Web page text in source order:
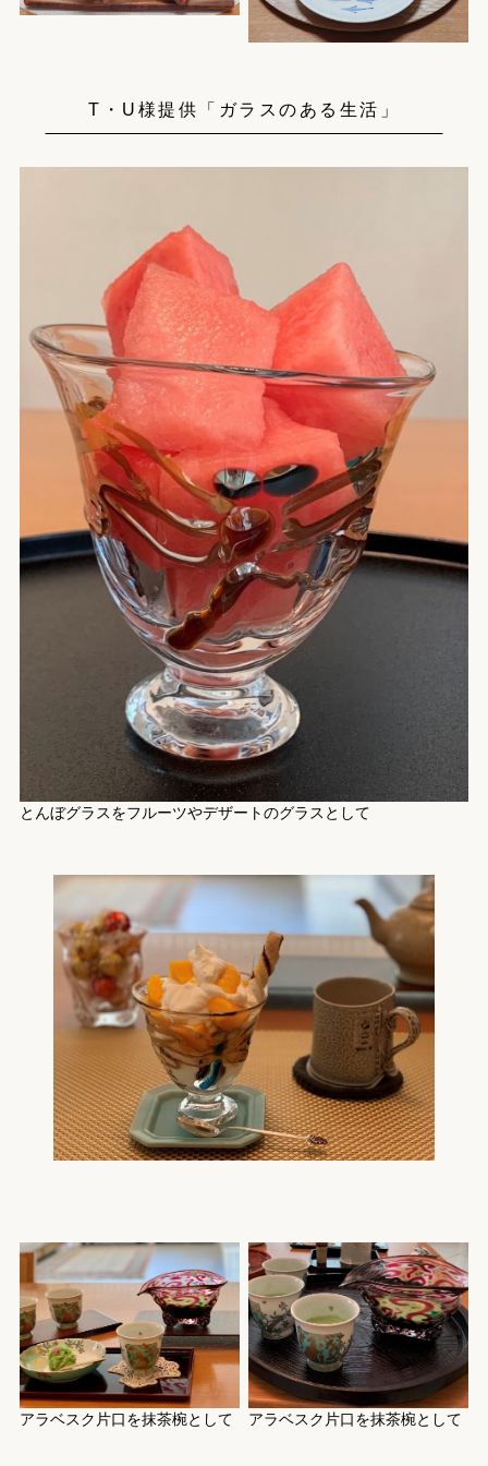
T・U様提供「ガラスのある生活」
とんぼグラスをフルーツやデザートのグラスとして
アラベスク片口を抹茶椀として アラベスク片口を抹茶椀として